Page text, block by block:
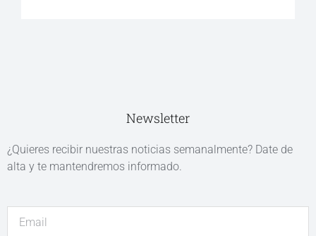
Newsletter
¿Quieres recibir nuestras noticias semanalmente? Date de
alta y te mantendremos informado.